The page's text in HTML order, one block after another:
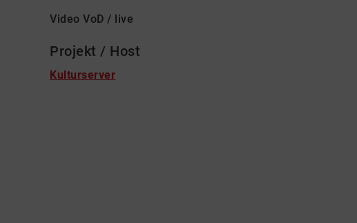
Video VoD / live
Projekt / Host
Kulturserver